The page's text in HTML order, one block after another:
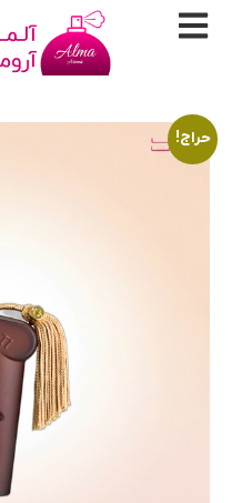
حراج!